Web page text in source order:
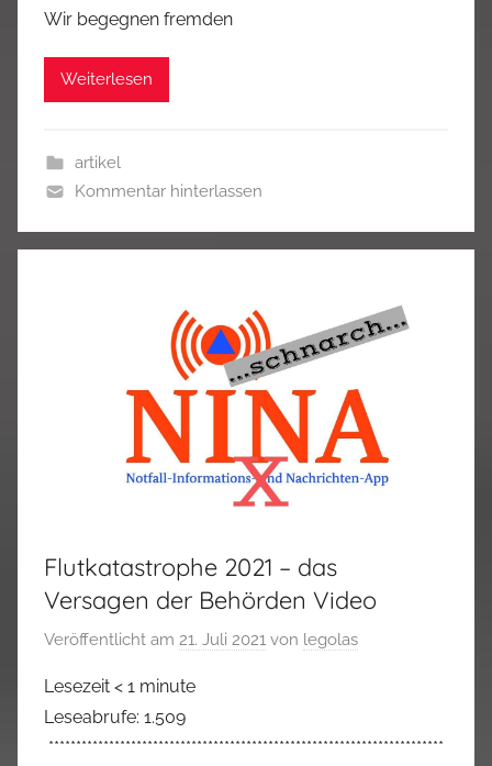
Wir begegnen fremden
Weiterlesen
artikel
Kommentar hinterlassen
Flutkatastrophe 2021 – das
Versagen der Behörden Video
Veröffentlicht am 21. Juli 2021 von legolas
Lesezeit < 1 minute
Leseabrufe: 1.509
************************************************************************